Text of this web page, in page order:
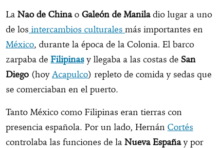
La Nao de Chinao Galeón de Maniladio lugar a uno
de los intercambios culturales más importantes en
México, durante la época de la Colonia. El barco
zarpaba de Filipinas y llegaba a las costas de San
Diego (hoyAcapulco) repleto de comida y sedas que
se comerciaban en el puerto.
Tanto México como Filipinas eran tierras con
presencia española. Por un lado, Hernán Cortés
controlaba las funciones de la Nueva Españay por